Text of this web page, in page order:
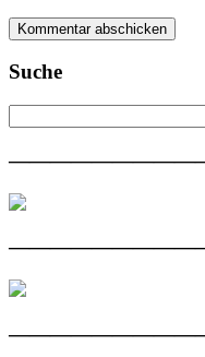
Suche